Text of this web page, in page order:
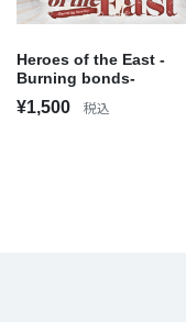
Heroes of the East -
Burning bonds-
¥1,500 税込